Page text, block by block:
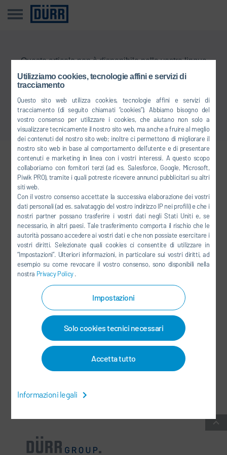
Utilizziamo cookies, tecnologie affini e servizi di
tracciamento
Questo sito web utilizza cookies, tecnologie affini e servizi di
tracciamento (di seguito chiamati “cookies”). Abbiamo bisogno del
vostro consenso per utilizzare i cookies, che aiutano non solo a
visualizzare tecnicamente il nostro sito web, ma anche a fruire al meglio
dei contenuti del nostro sito web; inoltre ci permettono di migliorare il
nostro sito web in base al comportamento dell’utente e di presentare
contenuti e marketing in linea con i vostri interessi. A questo scopo
collaboriamo con fornitori terzi (ad es. Salesforce, Google, Microsoft,
Piwik PRO), tramite i quali potreste ricevere annunci pubblicitari su altri
siti web.
Con il vostro consenso accettate la successiva elaborazione dei vostri
dati personali (ad es. salvataggio del vostro indirizzo IP nei profili) e che i
nostri partner possano trasferire i vostri dati negli Stati Uniti e, se
necessario, in altri paesi. Tale trasferimento comporta il rischio che le
autorità possano accedere ai vostri dati e che non possiate esercitare i
vostri diritti. Selezionate quali cookies ci consentite di utilizzare in
“Impostazioni”. Ulteriori informazioni, in particolare sui vostri diritti, ad
esempio su come revocare il vostro consenso, sono disponibili nella
nostra Privacy Policy.
Impostazioni
Solo cookies tecnici necessari
Accetta tutto
Informazioni legali
Questo articolo non è disponibile nella vostra lingua
Collegatevi con noi
FACEBOOK
YOUTUBE
LINKEDIN
INSTAGRAM
SOCIAL MEDIA
NEWSLETTER
CONTATTI / SEDI
INFORMAZIONI LEGALI
-